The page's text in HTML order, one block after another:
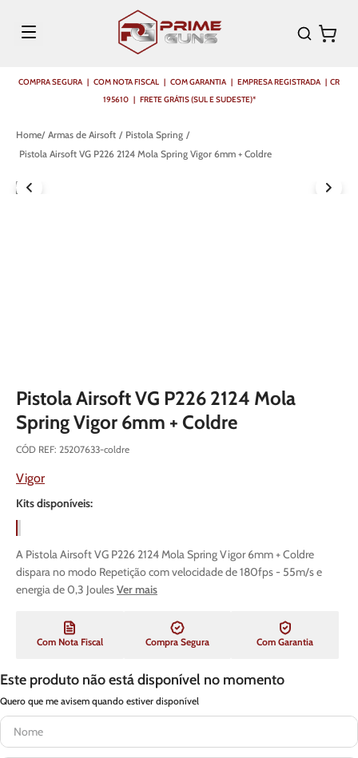
COMPRA SEGURA | COM NOTA FISCAL | COM GARANTIA | EMPRESA REGISTRADA | CR
195610 | FRETE GRÁTIS (SUL E SUDESTE)*
Armas de Airsoft
Pistola Spring
Pistola Airsoft VG P226 2124 Mola Spring Vigor 6mm + Coldre
Pistola Airsoft VG P226 2124 Mola
Spring Vigor 6mm + Coldre
CÓD REF: 25207633-coldre
Vigor
Kits disponíveis:
A Pistola Airsoft VG P226 2124 Mola Spring Vigor 6mm + Coldre
dispara no modo Repetição com velocidade de 180fps - 55m/s e
energia de 0,3 JoulesVer mais
Com Nota Fiscal Compra Segura Com Garantia
Este produto não está disponível no momento
Quero que me avisem quando estiver disponível